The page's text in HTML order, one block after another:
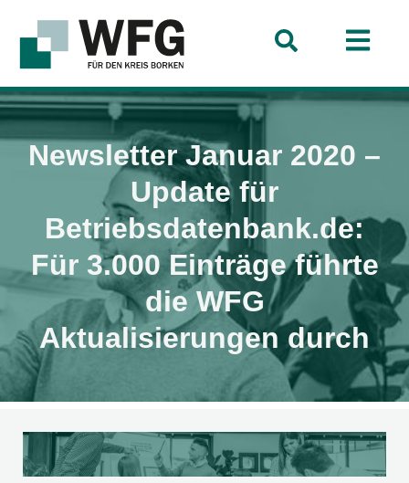
Newsletter Januar 2020 –
Update für
Betriebsdatenbank.de:
Für 3.000 Einträge führte
die WFG
Aktualisierungen durch